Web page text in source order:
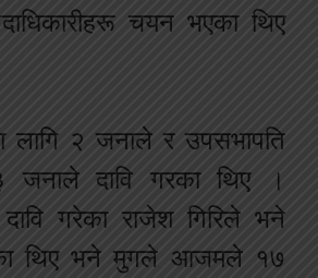
चयन भएका थिए
लागि २ जनाले र उपसभापति
जनाले दावि गरका थिए ।
गरेका राजेश गिरिले भने
थिए भने मुगले आजमले १७